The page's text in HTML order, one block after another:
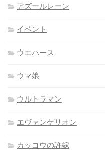
アズールレーン
イベント
ウエハース
ウマ娘
ウルトラマン
エヴァンゲリオン
カッコウの許嫁